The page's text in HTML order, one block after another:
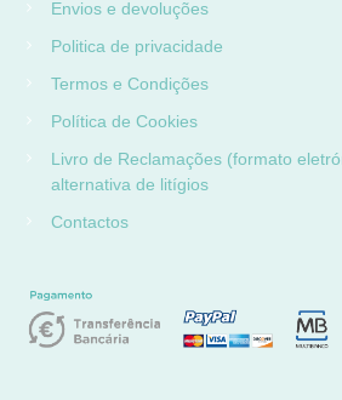
Envios e devoluções
Politica de privacidade
Termos e Condições
Política de Cookies
Livro de Reclamações (formato
alternativa de litígios
Contactos